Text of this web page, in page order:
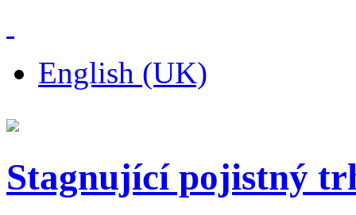
English (UK)
Stagnující pojistný